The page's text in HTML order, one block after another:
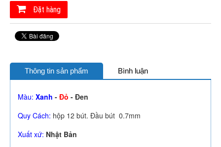
Đặt hàng
Thông tin sản phẩm Bình luận
Màu: Xanh - Đỏ - Đen
Quy Cách: hộp 12 bút. Đầu bút 0.7mm
Xuất xứ: Nhật Bản